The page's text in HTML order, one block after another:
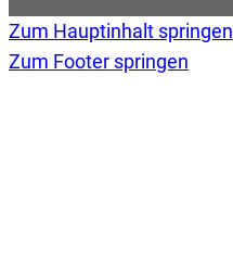
Zum Hauptinhalt springen
Zum Footer springen